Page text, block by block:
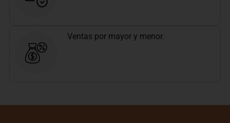
Ventas por mayor y menor.